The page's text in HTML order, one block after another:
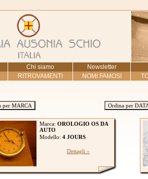
Chi siamo Newsletter
RITROVAMENTI NOMI FAMOSI
per MARCA Ordina per
Marca: OROLOGIO OS DA
AUTO
Modello: 4 JOURS
Dettagli »